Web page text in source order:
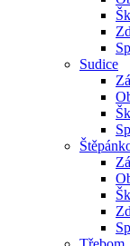
Sudice